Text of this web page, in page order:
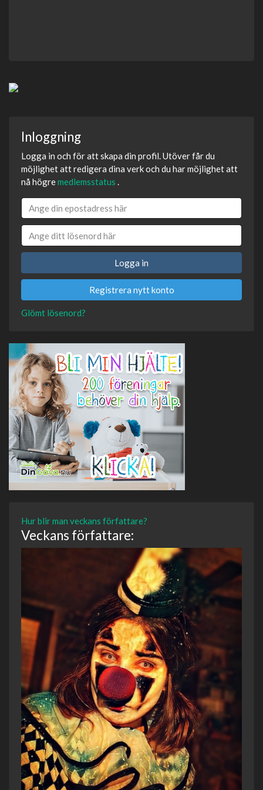
Inloggning
Logga in och för att skapa din profil. Utöver får du
möjlighet att redigera dina verk och du har möjlighet att
nå högremedlemsstatus .
Logga in
Registrera nytt konto
Glömt lösenord?
Hur blir man veckans författare?
Veckans författare: